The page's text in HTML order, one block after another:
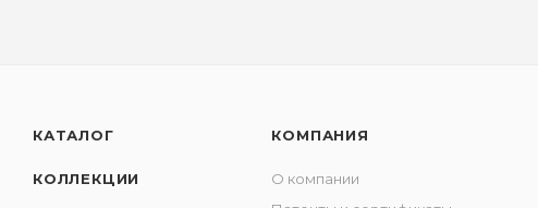
КАТАЛОГ
КОЛЛЕКЦИИ
КОМПАНИЯ
О компании